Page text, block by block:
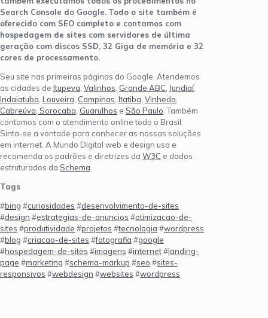
Search Console do Google. Todo o site também é
oferecido com SEO completo e contamos com
hospedagem de sites com servidores de última
geração com discos SSD, 32 Giga de memória e 32
cores de processamento.
Seu site nas primeiras páginas do Google. Atendemos
as cidades de Itupeva Valinhos Grande ABC Jundiaí,
Indaiatuba Louveira Campinas Itatiba Vinhedo
Cabreúva, Sorocaba Guarulhos e São Paulo . Também
contamos com o atendimento online todo o Brasil.
Sinta-se a vontade para conhecer as nossas soluções
em internet. A Mundo Digital web e design usa e
recomenda os padrões e diretrizes da W3C e dados
estruturados da Schema
Tags
#bing #curiosidades #desenvolvimento-de-sites
#design #estrategias-de-anuncios #otimizacao-de-
sites #produtividade #projetos #tecnologia #wordpress
#blog #criacao-de-sites #fotografia #google
#hospedagem-de-sites #imagens #internet#landing-
page #marketing #schema-markup #seo #sites-
responsivos #webdesign #websites #wordpress